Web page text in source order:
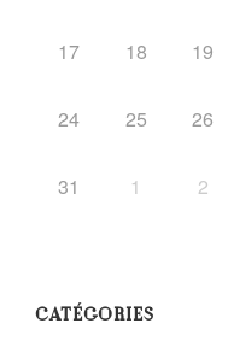
17 18 19
24 25 26
31 1 2
CATÉGORIES